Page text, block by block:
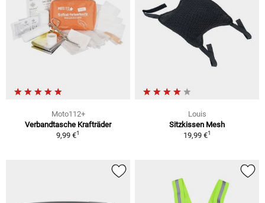
Moto112+
Verbandtasche Krafträder
9,99 €1
Louis
Sitzkissen Mesh
19,99 €1